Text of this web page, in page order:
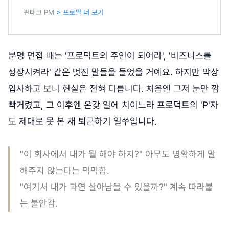
핀테크 PM > 프로필 더 보기
분명 면접 때는 '프로덕트의 주인이 되어라', '비즈니스를
성장시켜라' 같은 멋진 말들을 들었을 거예요. 하지만 막상
입사하고 보니 현실은 전혀 다릅니다. 처음엔 그저 눈만 깜
빡거렸고, 그 이후엔 온갖 일에 치이느라 프로덕트의 'P'자
도 제대로 못 본 채 퇴근하기 일쑤입니다.
"이 회사에서 내가 뭘 해야 하지?" 아무도 명확하게 말
해주지 않는다는 막막함.
"여기서 내가 과연 살아남을 수 있을까?" 계속 따라붙
는 불안감.